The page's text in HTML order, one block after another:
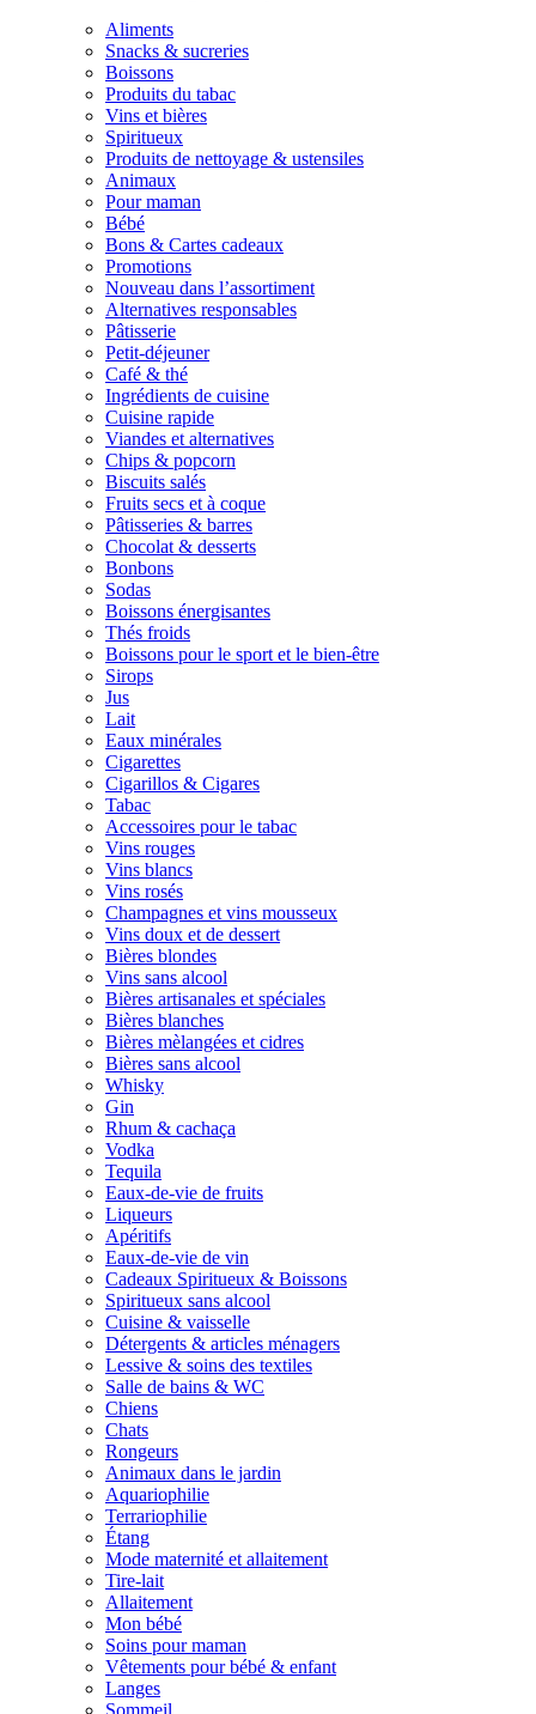
Aliments
Snacks & sucreries
Boissons
Produits du tabac
Vins et bières
Spiritueux
Produits de nettoyage & ustensiles
Animaux
Pour maman
Bébé
Bons & Cartes cadeaux
Promotions
Nouveau dans l’assortiment
Alternatives responsables
Pâtisserie
Petit-déjeuner
Café & thé
Ingrédients de cuisine
Cuisine rapide
Viandes et alternatives
Chips & popcorn
Biscuits salés
Fruits secs et à coque
Pâtisseries & barres
Chocolat & desserts
Bonbons
Sodas
Boissons énergisantes
Thés froids
Boissons pour le sport et le bien-être
Sirops
Jus
Lait
Eaux minérales
Cigarettes
Cigarillos & Cigares
Tabac
Accessoires pour le tabac
Vins rouges
Vins blancs
Vins rosés
Champagnes et vins mousseux
Vins doux et de dessert
Bières blondes
Vins sans alcool
Bières artisanales et spéciales
Bières blanches
Bières mèlangées et cidres
Bières sans alcool
Whisky
Gin
Rhum & cachaça
Vodka
Tequila
Eaux-de-vie de fruits
Liqueurs
Apéritifs
Eaux-de-vie de vin
Cadeaux Spiritueux & Boissons
Spiritueux sans alcool
Cuisine & vaisselle
Détergents & articles ménagers
Lessive & soins des textiles
Salle de bains & WC
Chiens
Chats
Rongeurs
Animaux dans le jardin
Aquariophilie
Terrariophilie
Étang
Mode maternité et allaitement
Tire-lait
Allaitement
Mon bébé
Soins pour maman
Vêtements pour bébé & enfant
Langes
Sommeil